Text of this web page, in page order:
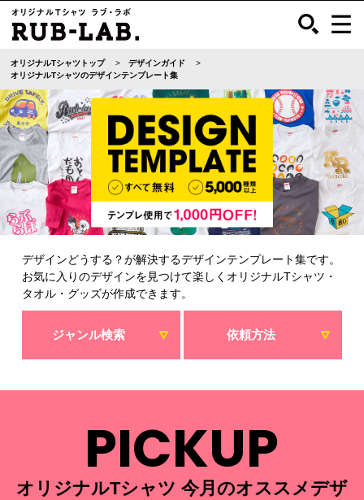
オリジナルTシャツトップ
デザインガイド
オリジナルTシャツのデザインテンプレート集
デザインどうする？が解決するデザインテンプレート集です。
お気に入りのデザインを見つけて楽しくオリジナルTシャツ・
タオル・グッズが作成できます。
ジャンル検索 依頼方法
PICKUP
オリジナルTシャツ 今月のオススメデザ